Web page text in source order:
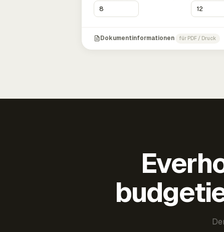
Dokumentinformationen für PDF / Druck